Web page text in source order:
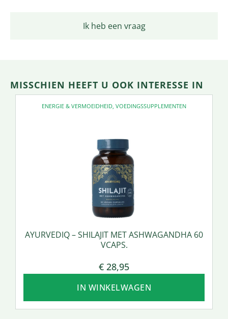
Ik heb een vraag
MISSCHIEN HEEFT U OOK INTERESSE IN
ENERGIE & VERMOEIDHEID VOEDINGSSUPPLEMENTEN
AYURVEDIQ – SHILAJIT MET ASHWAGANDHA 60
VCAPS.
€ 28,95
IN WINKELWAGEN